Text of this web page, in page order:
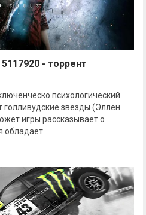
- торрент
психологический
голливудские звезды (Эллен
игры рассказывает о
обладает